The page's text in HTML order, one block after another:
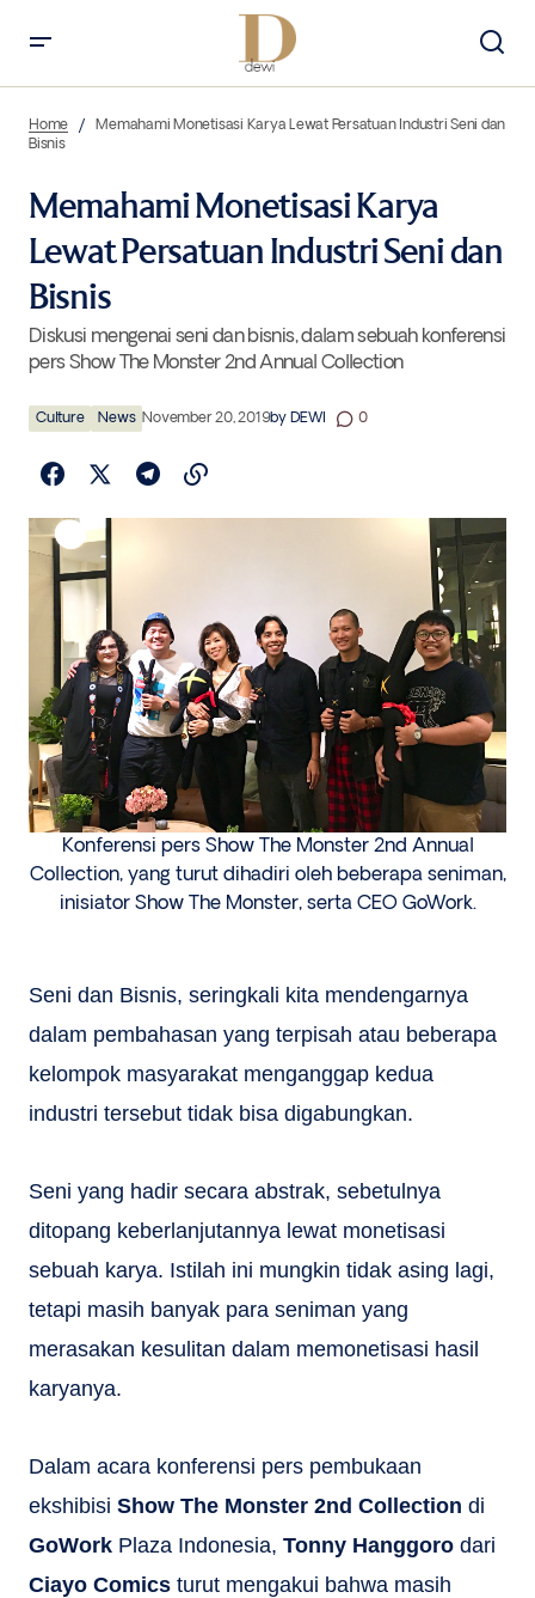
Bisnis
Home
Memahami Monetisasi Karya Lewat Persatuan Industri Seni dan
Bisnis
Memahami Monetisasi Karya
Lewat Persatuan Industri Seni dan
Bisnis
Diskusi mengenai seni dan bisnis, dalam sebuah konferensi
pers Show The Monster 2nd Annual Collection
Culture News November 20, 2019by DEWI 0
Konferensi pers Show The Monster 2nd Annual
Collection, yang turut dihadiri oleh beberapa seniman,
inisiator Show The Monster, serta CEO GoWork.
Seni dan Bisnis, seringkali kita mendengarnya
dalam pembahasan yang terpisah atau beberapa
kelompok masyarakat menganggap kedua
industri tersebut tidak bisa digabungkan.
Seni yang hadir secara abstrak, sebetulnya
ditopang keberlanjutannya lewat monetisasi
sebuah karya. Istilah ini mungkin tidak asing lagi,
tetapi masih banyak para seniman yang
merasakan kesulitan dalam memonetisasi hasil
karyanya.
Dalam acara konferensi pers pembukaan
ekshibisi Show The Monster 2nd Collection di
GoWork Plaza Indonesia, Tonny Hanggoro dari
Ciayo Comics turut mengakui bahwa masih